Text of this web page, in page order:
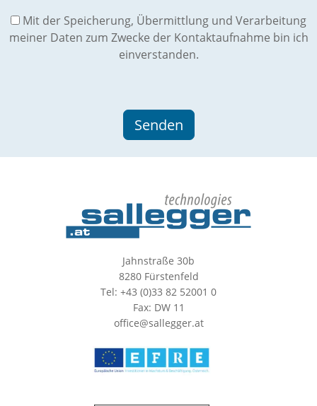
Mit der Speicherung, Übermittlung und Verarbeitung
meiner Daten zum Zwecke der Kontaktaufnahme bin ich
einverstanden.
Jahnstraße 30b
8280 Fürstenfeld
Tel: +43 (0)33 82 52001 0
Fax: DW 11
office@sallegger.at